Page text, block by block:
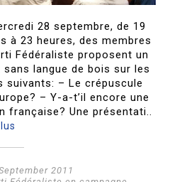
28 septembre, de 19
à 23 heures, des membres
Fédéraliste proposent un
sans langue de bois sur les
suivants: – Le crépuscule
– Y-a-t’il encore une
française? Une présentati..
2011